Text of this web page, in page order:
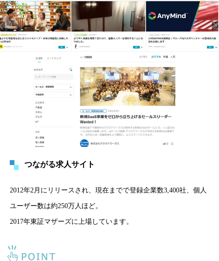
つながる求人サイト
2012年2月にリリースされ、現在までで登録企業数3,400社、個人
ユーザー数は約250万人ほど。
2017年東証マザーズに上場しています。